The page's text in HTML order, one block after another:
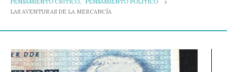
PENSAMIENTO CRÍTICO,
PENSAMIENTO POLÍTICO
LAS AVENTURAS DE LA MERCANCÍA